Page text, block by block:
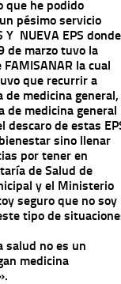
que he podido
pésimo servicio
Y NUEVA EPS donde
de marzo tuvo la
la cual
que recurrir a
de medicina general,
de medicina general
descaro de estas
sino llenar
por tener en
de Salud de
y el Ministerio
seguro que no soy
tipo de
salud no es un
medicina